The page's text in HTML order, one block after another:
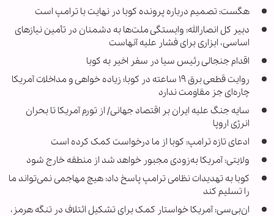
هگست: تصمیم درباره پرونده کوبا در نهایت با ترامپ است
دبیر کل انصارالله: وابستگی ملت‌ها به دشمنان در تأمین نیازهای
اساسی، ابزاری برای فشار علیه آنهاست
اقدام جنجالی رئیس سیا در سفر اخیر به کوبا
روایت قطعی برق ۱۹ ساعته در کوبا؛ زیاده خواهی و مداخلات آمریکا
چاره‌ای جز مقاومت ندارد
سایه جنگ علیه ایران بر اقتصاد جهانی/ از تورم آمریکا تا بحران
انرژی اروپا
ادعای تازه ترامپ: کوبا از ما درخواست کمک کرده است
ولایتی: آمریکا به‌زودی مجبور خواهد شد از منطقه خارج شود
کوبا به تهدیدات نظامی ترامپ پاسخ داد: هیچ مهاجمی نمی‌تواند ما
را تسلیم کند
ان‌بی‌سی: آمریکا خواستار کمک برای تشکیل ائتلاف در تنگه هرمز،